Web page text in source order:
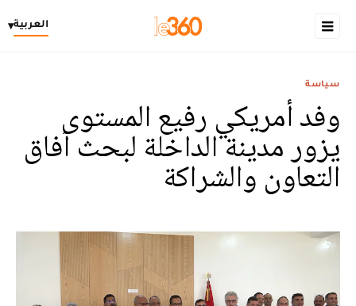
العربية▾
سياسة
وفد أمريكي رفيع المستوى
يزور مدينة الداخلة لبحث آفاق
التعاون والشراكة